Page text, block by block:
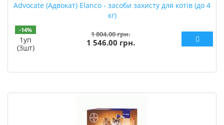
Advocate (Адвокат) Elanco - засоби захисту для котів (до 4
кг)
-14%
1уп
(3шт)
1 804.00 грн.
1 546.00 грн.